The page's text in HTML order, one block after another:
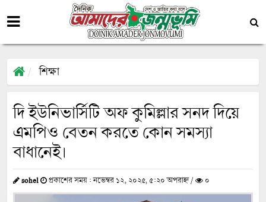
শিক্ষা
দি ইউনিভার্সিটি অফ কুমিল্লার সনদ দিয়ে
এমপিও বেতন করতে কোন সমস্যা
বাধানেই। ‌
sohel প্রকাশের সময় : নভেম্বর ১২, ২০২৫, ৫:২০ অপরাহ্ন / ০